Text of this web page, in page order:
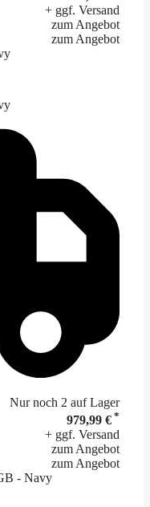
+ ggf. Versand
zum Angebot
zum Angebot
Nur noch 2 auf Lager
979,99 € *
+ ggf. Versand
zum Angebot
zum Angebot
- Navy